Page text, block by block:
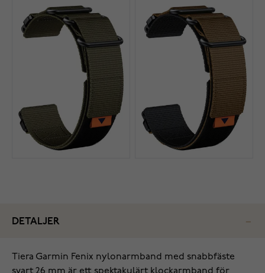
DETALJER
Tiera Garmin Fenix nylonarmband med snabbfäste